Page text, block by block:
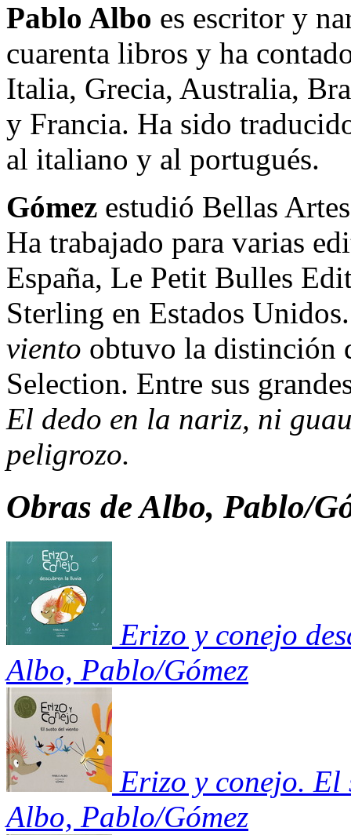
Pablo Albo es escritor y
cuarenta libros y ha
Italia, Grecia, Australia,
y Francia. Ha sido
al italiano y al portugués.
Gómez estudió Bellas
Ha trabajado para varias
España, Le Petit Bulles
Sterling en Estados
viento obtuvo la distinción
Selection. Entre sus
El dedo en la nariz, ni
peligrozo.
Obras deAlbo, Pablo/
Erizo y conejo
Albo, Pablo/Gómez
Erizo y conejo. El
Albo, Pablo/Gómez